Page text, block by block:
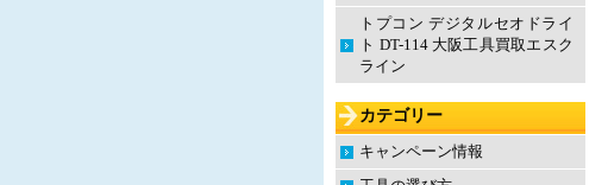
トプコン デジタルセオドライ
ト DT-114 大阪工具買取エスク
ライン
カテゴリー
キャンペーン情報